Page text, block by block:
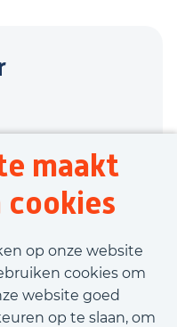
maakt
cookies
op onze website
cookies om
website goed
op te slaan, om